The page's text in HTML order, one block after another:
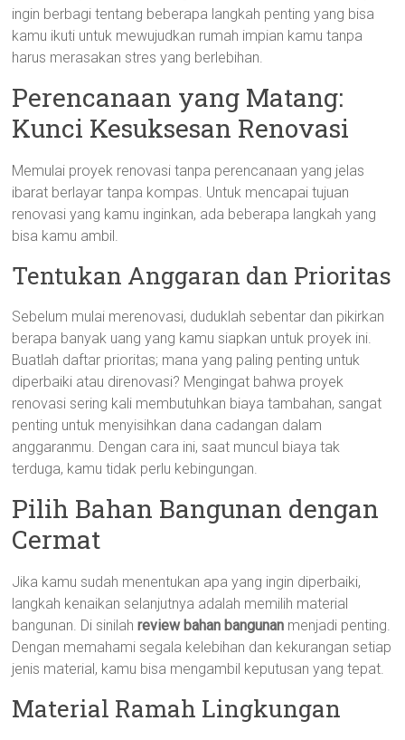
ingin berbagi tentang beberapa langkah penting yang bisa
kamu ikuti untuk mewujudkan rumah impian kamu tanpa
harus merasakan stres yang berlebihan.
Perencanaan yang Matang:
Kunci Kesuksesan Renovasi
Memulai proyek renovasi tanpa perencanaan yang jelas
ibarat berlayar tanpa kompas. Untuk mencapai tujuan
renovasi yang kamu inginkan, ada beberapa langkah yang
bisa kamu ambil.
Tentukan Anggaran dan Prioritas
Sebelum mulai merenovasi, duduklah sebentar dan pikirkan
berapa banyak uang yang kamu siapkan untuk proyek ini.
Buatlah daftar prioritas; mana yang paling penting untuk
diperbaiki atau direnovasi? Mengingat bahwa proyek
renovasi sering kali membutuhkan biaya tambahan, sangat
penting untuk menyisihkan dana cadangan dalam
anggaranmu. Dengan cara ini, saat muncul biaya tak
terduga, kamu tidak perlu kebingungan.
Pilih Bahan Bangunan dengan
Cermat
Jika kamu sudah menentukan apa yang ingin diperbaiki,
langkah kenaikan selanjutnya adalah memilih material
bangunan. Di sinilahreview bahan bangunan menjadi penting.
Dengan memahami segala kelebihan dan kekurangan setiap
jenis material, kamu bisa mengambil keputusan yang tepat.
Material Ramah Lingkungan